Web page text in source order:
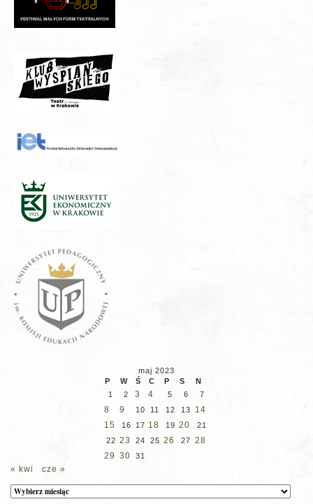
maj 2023
P
W Ś C P S
N
1
2 3 4 5 6 7
8 9 10 11 12 13
14
15
16 17 18 19 20
21
22 23 24 25 26 27 28
29 30 31
« kwi cze »
Archiwum